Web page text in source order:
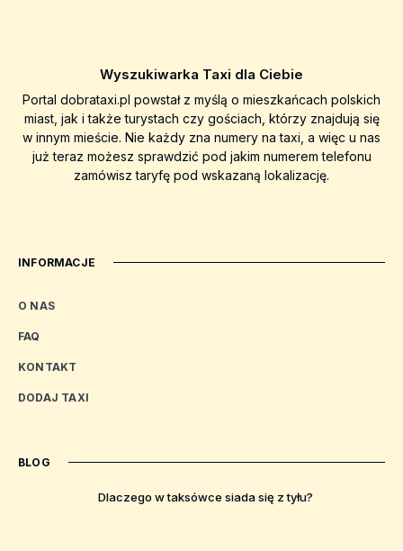
Wyszukiwarka Taxi dla Ciebie
Portal dobrataxi.pl powstał z myślą o mieszkańcach polskich
miast, jak i także turystach czy gościach, którzy znajdują się
w innym mieście. Nie każdy zna numery na taxi, a więc u nas
już teraz możesz sprawdzić pod jakim numerem telefonu
zamówisz taryfę pod wskazaną lokalizację.
INFORMACJE
O NAS
FAQ
KONTAKT
DODAJ TAXI
BLOG
Dlaczego w taksówce siada się z tyłu?